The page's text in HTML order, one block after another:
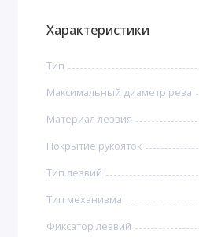
Характеристики
Тип
Максимальный диаметр реза
Материал лезвия
Покрытие рукояток
Тип лезвий
Тип механизма
Фиксатор лезвий